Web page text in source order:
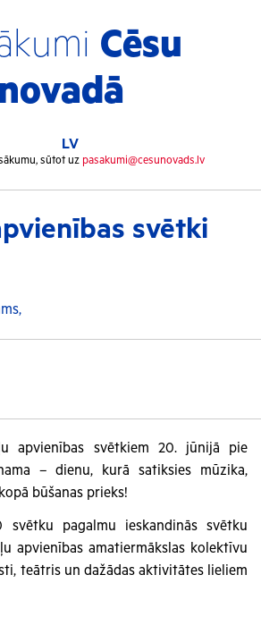
Cēsu
novadā
LV
sūtot uz pasakumi@cesunovads.lv
svētki
apvienības svētkiem 20. jūnijā pie
– dienu, kurā satiksies mūzika,
būšanas prieks!
svētku pagalmu ieskandinās svētku
apvienības amatiermākslas kolektīvu
teātris un dažādas aktivitātes lieliem